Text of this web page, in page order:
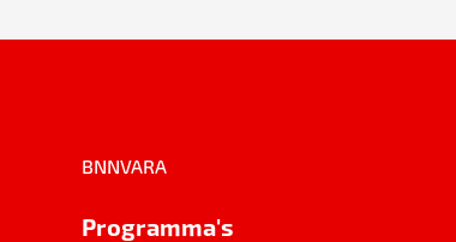
BNNVARA
Programma's